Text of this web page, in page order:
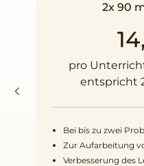
2x 90
pro
entspricht
Bei bis zu zwei
Zur Aufarbeitung
Verbesserung des